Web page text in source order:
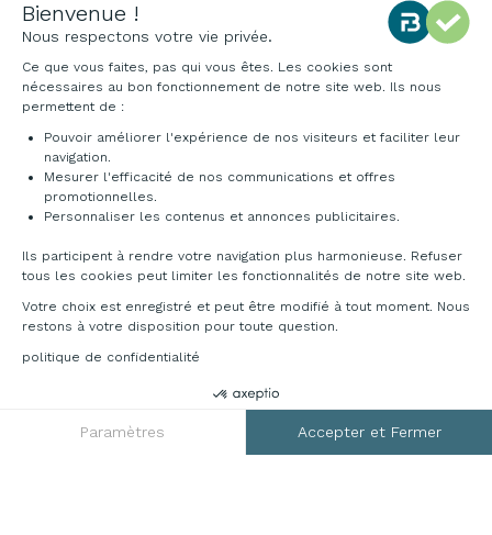
DEMANDER UN DEVIS
Notre charte qualité
Environnement
Origine des produits
Livraison et installation